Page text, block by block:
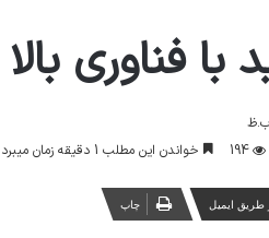
194 خواندن این مطلب 1 دقیقه زمان میبرد
طریق ایمیل چاپ